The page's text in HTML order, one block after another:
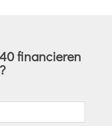
financieren
?